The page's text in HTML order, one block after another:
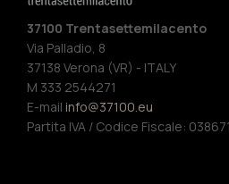
37100 Trentasettemilacento
Via Palladio, 8
37138 Verona (VR) - ITALY
M 333 2544271
E-mail info@37100.eu
Partita IVA / Codice Fiscale: